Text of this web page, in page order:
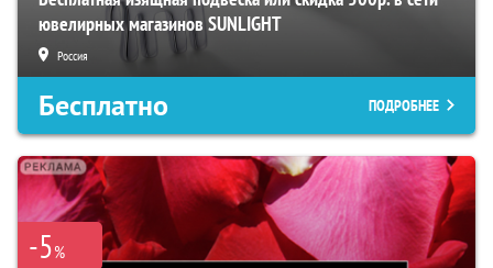
ювелирных магазинов SUNLIGHT
Россия
Бесплатно ПОДРОБНЕЕ
-5%